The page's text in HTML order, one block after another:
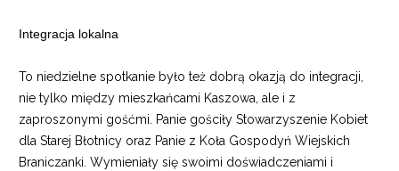
Integracja lokalna
To niedzielne spotkanie było też dobrą okazją do integracji,
nie tylko między mieszkańcami Kaszowa, ale i z
zaproszonymi gośćmi. Panie gościły Stowarzyszenie Kobiet
dla Starej Błotnicy oraz Panie z Koła Gospodyń Wiejskich
Braniczanki. Wymieniały się swoimi doświadczeniami i